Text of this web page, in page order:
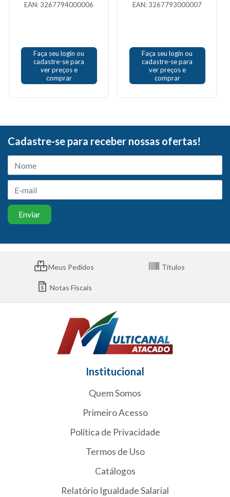
EAN: 3267794000006
Faça seu login ou
cadastre-se para
ver preços e
comprar
EAN: 3267793000007
Faça seu login ou
cadastre-se para
ver preços e
comprar
Cadastre-se para receber nossas ofertas!
Meus Pedidos Títulos
Notas Fiscais
Institucional
Quem Somos
Primeiro Acesso
Política de Privacidade
Termos de Uso
Catálogos
Relatório Igualdade Salarial